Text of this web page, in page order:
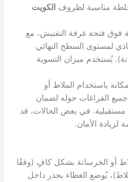
مناسبة لظروف الكويت
فوق فتحة غرفة التفتيش، مع
لمستوى السطح النهائي
يُستخدم ميزان التسوية
باستخدام الملاط أو
الفراغات حوله لضمان
مستقبلية. في بعض الحالات، قد
لزيادة الأمان.
أو الخرسانة بشكل كافٍ (وفقًا
يُوضع الغطاء بحذر داخل